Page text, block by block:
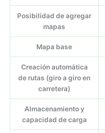
Posibilidad de agregar
mapas
Mapa base
Creación automática
de rutas (giro a giro en
carretera)
Almacenamiento y
capacidad de carga